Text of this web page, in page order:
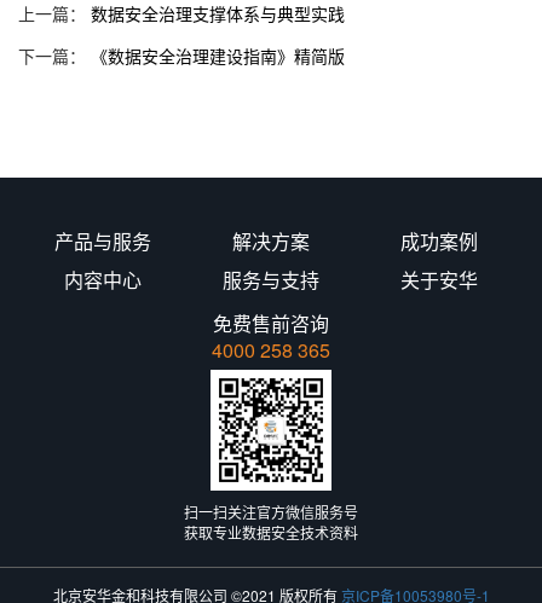
上一篇：
数据安全治理支撑体系与典型实践
下一篇：
《数据安全治理建设指南》精简版
产品与服务 解决方案
成功案例
内容中心
服务与支持
关于安华
免费售前咨询
4000 258 365
扫一扫关注官方微信服务号
获取专业数据安全技术资料
北京安华金和科技有限公司 ©2021 版权所有京ICP备10053980号-1